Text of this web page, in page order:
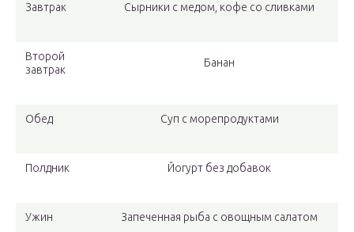
Завтрак Сырники с медом, кофе со сливками
Второй
завтрак
Банан
Обед Суп с морепродуктами
Полдник Йогурт без добавок
Ужин Запеченная рыба с овощным салатом